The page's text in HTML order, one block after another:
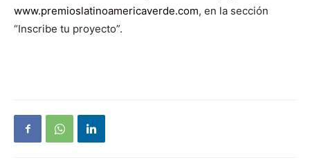
www.premioslatinoamericaverde.com, en la sección
“Inscribe tu proyecto”.